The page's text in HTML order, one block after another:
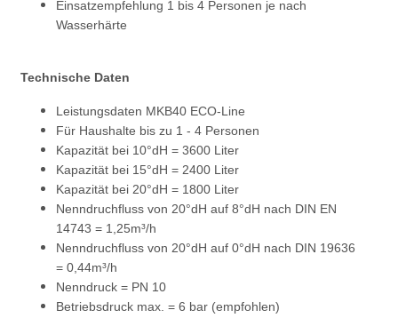
Einsatzempfehlung 1 bis 4 Personen je nach
Wasserhärte
Technische Daten
Leistungsdaten MKB40 ECO-Line
Für Haushalte bis zu 1 - 4 Personen
Kapazität bei 10°dH = 3600 Liter
Kapazität bei 15°dH = 2400 Liter
Kapazität bei 20°dH = 1800 Liter
Nenndruchfluss von 20°dH auf 8°dH nach DIN EN
14743 = 1,25m³/h
Nenndruchfluss von 20°dH auf 0°dH nach DIN 19636
= 0,44m³/h
Nenndruck = PN 10
Betriebsdruck max. = 6 bar (empfohlen)